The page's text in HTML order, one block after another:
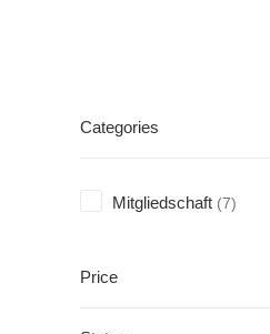
Categories
Mitgliedschaft (7)
Price